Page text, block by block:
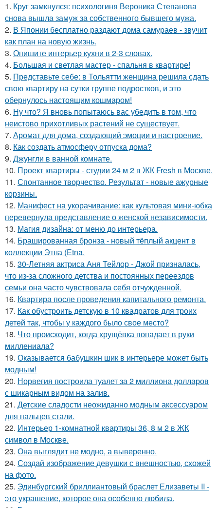
1. Круг замкнулся: психологиня Вероника Степанова
снова вышла замуж за собственного бывшего мужа.
2. В Японии бесплатно раздают дома самураев - звучит
как план на новую жизнь.
3. Опишите интерьер кухни в 2-3 словах.
4. Большая и светлая мастер - спальня в квартире!
5. Представьте себе: в Тольятти женщина решила сдать
свою квартиру на сутки группе подростков, и это
обернулось настоящим кошмаром!
6. Ну что? Я вновь попытаюсь вас убедить в том, что
неистово прихотливых растений не существует.
7. Аромат для дома, создающий эмоции и настроение.
8. Как создать атмосферу отпуска дома?
9. Джунгли в ванной комнате.
10. Проект квартиры - студии 24 м 2 в ЖК Fresh в Москве.
11. Спонтанное творчество. Результат - новые ажурные
корзины.
12. Манифест на укорачивание: как культовая мини-юбка
перевернула представление о женской независимости.
13. Магия дизайна: от меню до интерьера.
14. Брашированная бронза - новый тёплый акцент в
коллекции Этна (Etna.
15. 30-Летняя актриса Аня Тейлор - Джой призналась,
что из-за сложного детства и постоянных переездов
семьи она часто чувствовала себя отчужденной.
16. Квартира после проведения капитального ремонта.
17. Как обустроить детскую в 10 квадратов для троих
детей так, чтобы у каждого было свое место?
18. Что происходит, когда хрущёвка попадает в руки
миллениала?
19. Оказывается бабушкин шик в интерьере может быть
модным!
20. Норвегия построила туалет за 2 миллиона долларов
с шикарным видом на залив.
21. Детские сладости неожиданно модным аксессуаром
для пальцев стали.
22. Интерьер 1-комнатной квартиры 36, 8 м 2 в ЖК
символ в Москве.
23. Она выглядит не модно, а выверенно.
24. Создай изображение девушки с внешностью, схожей
на фото.
25. Эдинбургский бриллиантовый браслет Елизаветы II -
это украшение, которое она особенно любила.